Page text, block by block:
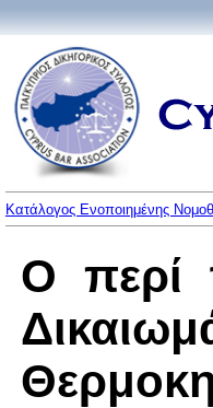
Κατάλογος Ενοποιημένης
Ο περί